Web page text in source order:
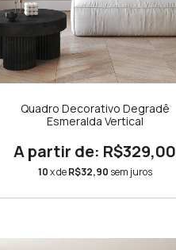
Quadro Decorativo Degradê
Esmeralda Vertical
R$329,00
10x deR$32,90 sem juros